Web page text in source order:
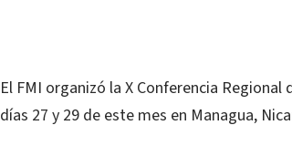
El FMI organizó la X Conferencia
días 27 y 29 de este mes en Managua,